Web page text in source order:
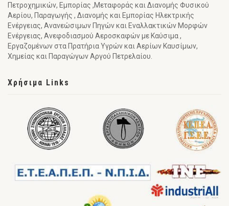
Πετροχημικών, Εμπορίας ,Μεταφοράς και Διανομής Φυσικού
Αερίου, Παραγωγής , Διανομής και Εμπορίας Ηλεκτρικής
Ενέργειας, Ανανεώσιμων Πηγών και Εναλλακτικών Μορφών
Ενέργειας, Ανεφοδιασμού Αεροσκαφών με Καύσιμα ,
Εργαζομένων στα Πρατήρια Υγρών και Αερίων Καυσίμων,
Χημείας και Παραγώγων Αργού Πετρελαίου.
Χρήσιμα Links